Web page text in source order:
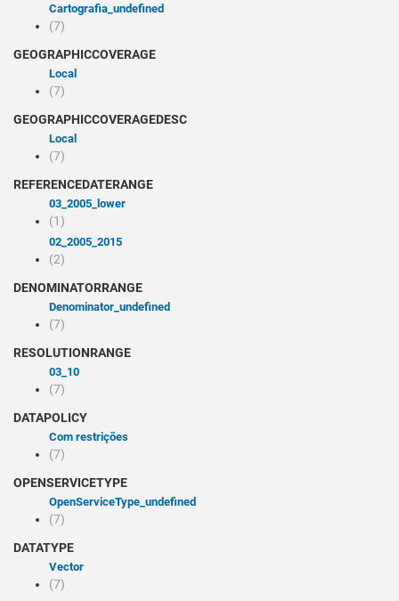
cartografia_undefined
(7)
GEOGRAPHICCOVERAGE
Local
(7)
GEOGRAPHICCOVERAGEDESC
Local
(7)
REFERENCEDATERANGE
03_2005_lower
(1)
02_2005_2015
(2)
DENOMINATORRANGE
denominator_undefined
(7)
RESOLUTIONRANGE
03_10
(7)
DATAPOLICY
Com restrições
(7)
OPENSERVICETYPE
openServiceType_undefined
(7)
DATATYPE
Vector
(7)